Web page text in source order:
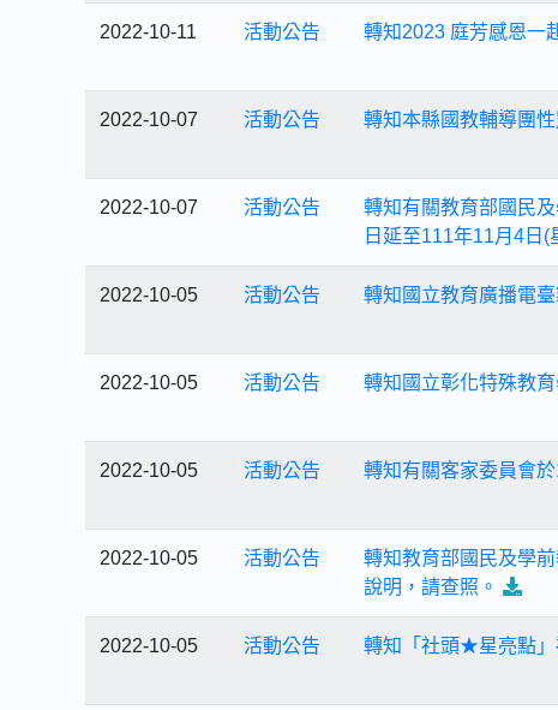
2022-10-11 活動公告 轉知2023 庭芳感恩一
2022-10-07 活動公告 轉知本縣國教輔導團
2022-10-07 活動公告
轉知有關教育部國民
日延至111年11月4日
2022-10-05 活動公告 轉知國立教育廣播電
2022-10-05 活動公告 轉知國立彰化特殊教
2022-10-05 活動公告 轉知有關客家委員會
2022-10-05 活動公告
轉知教育部國民及學
說明，請查照。
2022-10-05 活動公告 轉知「社頭★星亮點」